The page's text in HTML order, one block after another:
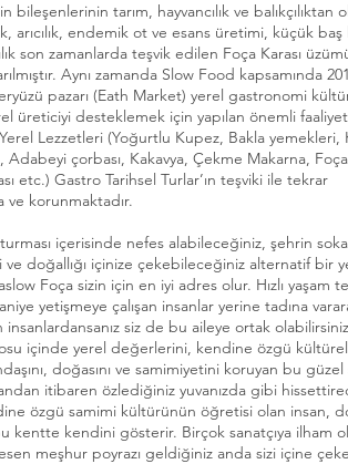
bileşenlerinin tarım, hayvancılık ve balıkçılıktan
arıcılık, endemik ot ve esans üretimi, küçük baş
son zamanlarda teşvik edilen Foça Karası
Aynı zamanda Slow Food kapsamında
pazarı (Eath Market) yerel gastronomi
üreticiyi desteklemek için yapılan önemli
Lezzetleri (Yoğurtlu Kupez, Bakla yemekleri,
Adabeyi çorbası, Kakavya, Çekme Makarna, Foça
etc.) Gastro Tarihsel Turlar’ın teşviki ile tekrar
ve korunmaktadır.
içerisinde nefes alabileceğiniz, şehrin
ve doğallığı içinize çekebileceğiniz alternatif bir
Foça sizin için en iyi adres olur. Hızlı yaşam
yetişmeye çalışan insanlar yerine tadına
insanlardansanız siz de bu aileye ortak
içinde yerel değerlerini, kendine özgü kültürel
doğasını ve samimiyetini koruyan bu güzel
andan itibaren özlediğiniz yuvanızda gibi
özgü samimi kültürünün öğretisi olan insan,
kentte kendini gösterir. Birçok sanatçıya ilham
meşhur poyrazı geldiğiniz anda sizi içine